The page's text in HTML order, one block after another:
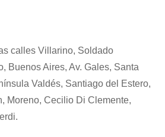
calles Villarino, Soldado
Buenos Aires, Av. Gales, Santa
Valdés, Santiago del Estero,
Moreno, Cecilio Di Clemente,